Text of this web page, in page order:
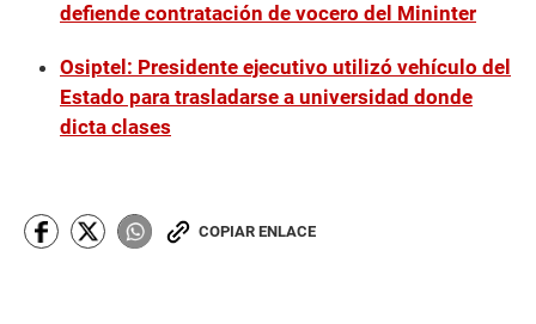
defiende contratación de vocero del Mininter
Osiptel: Presidente ejecutivo utilizó vehículo del
Estado para trasladarse a universidad donde
dicta clases
COPIAR ENLACE